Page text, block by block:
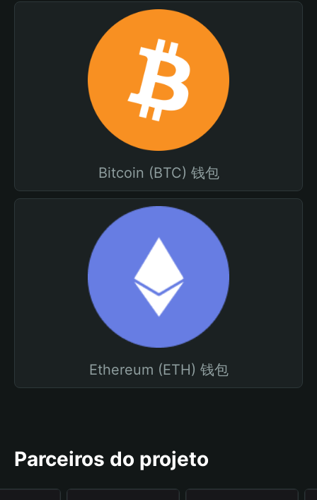
Bitcoin (BTC) 钱包
Ethereum (ETH) 钱包
Parceiros do projeto